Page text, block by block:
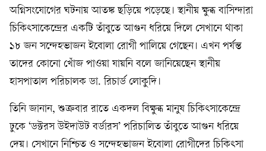
অগ্নিসংযোগের ঘটনায় আতঙ্ক ছড়িয়ে পড়েছে। স্থানীয় ক্ষুব্ধ বাসিন্দারা
চিকিৎসাকেন্দ্রের একটি তাঁবুতে আগুন ধরিয়ে দিলে সেখানে থাকা
১৮ জন সন্দেহভাজন ইবোলা রোগী পালিয়ে গেছেন। এখন পর্যন্ত
তাদের কোনো খোঁজ পাওয়া যায়নি বলে জানিয়েছেন স্থানীয়
হাসপাতাল পরিচালক ডা. রিচার্ড লোকুদি।
তিনি জানান, শুক্রবার রাতে একদল বিক্ষুব্ধ মানুষ চিকিৎসাকেন্দ্রে
ঢুকে ‘ডক্টরস উইদাউট বর্ডারস’ পরিচালিত তাঁবুতে আগুন ধরিয়ে
দেয়। সেখানে নিশ্চিত ও সন্দেহভাজন ইবোলা রোগীদের চিকিৎসা